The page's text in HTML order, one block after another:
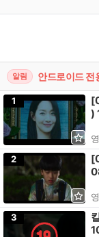
알림 안드로이드 전
1
)
2
3